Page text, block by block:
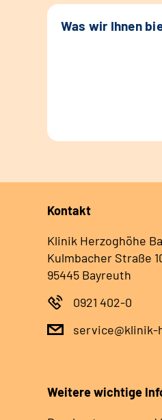
Was wir Ihnen
Kontakt
Klinik Herzoghöhe
Kulmbacher Straße
95445 Bayreuth
0921 402-0
service@klinik-
Weitere wichtige